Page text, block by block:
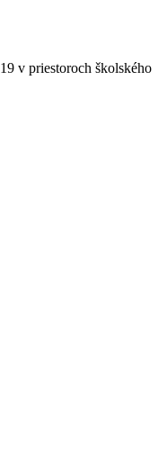
v priestoroch školského